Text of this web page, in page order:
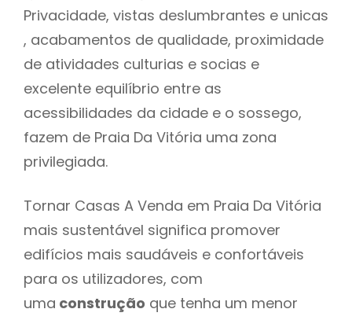
Privacidade, vistas deslumbrantes e unicas
, acabamentos de qualidade, proximidade
de atividades culturias e socias e
excelente equilíbrio entre as
acessibilidades da cidade e o sossego,
fazem de Praia Da Vitória uma zona
privilegiada.
Tornar Casas A Venda em Praia Da Vitória
mais sustentável significa promover
edifícios mais saudáveis e confortáveis
para os utilizadores, com
uma construção que tenha um menor